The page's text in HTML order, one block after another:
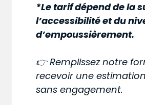
*Le tarif dépend de la
l’accessibilité et du
d’empoussièrement.
👉 Remplissez notre
recevoir une
sans engagement.